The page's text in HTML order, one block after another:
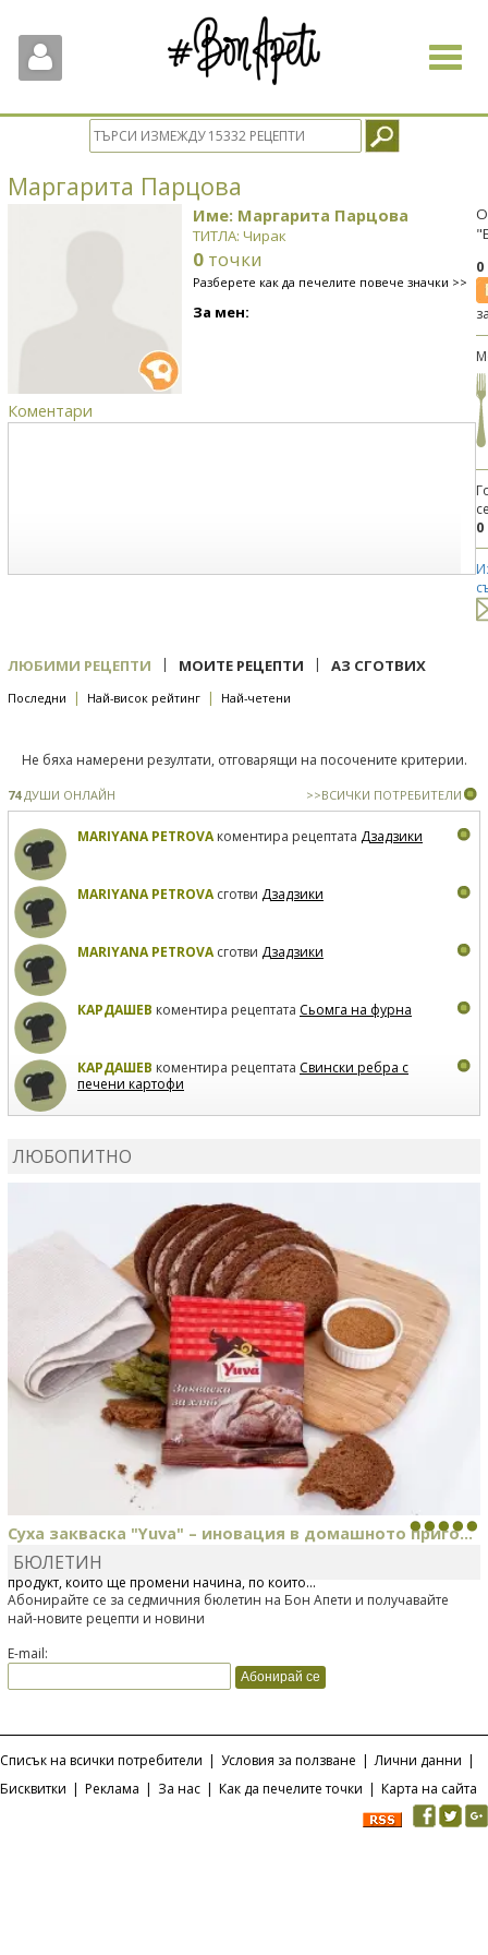
Toggle
Маргарита Парцова
Име: Маргарита Парцова
ТИТЛА: Чирак
0 точки
Разберете как да печелите повече значки >>
За мен:
Коментари
0
ЛЮБИМИ РЕЦЕПТИ | МОИТЕ РЕЦЕПТИ | АЗ СГОТВИХ
Последни | Най-висок рейтинг | Най-четени
Не бяха намерени резултати, отговарящи на посочените критерии.
74ДУШИ ОНЛАЙН >>ВСИЧКИ ПОТРЕБИТЕЛИ
MARIYANA PETROVAкоментира рецептата Дзадзики
MARIYANA PETROVAсготви Дзадзики
MARIYANA PETROVAсготви Дзадзики
КАРДАШЕВ коментира рецептата Сьомга на фурна
КАРДАШЕВ коментира рецептата Свински ребра с
печени картофи
ЛЮБОПИТНО
Суха закваска "Yuva" – иновация в домашното приго...
Отскоро Лесафр България стартира предлагането на изцяло нов
продукт, който ще промени начина, по който...
БЮЛЕТИН
Абонирайте се за седмичния бюлетин на Бон Апети и получавайте
най-новите рецепти и новини
E-mail:
Списък на всички потребители | Условия за ползване | Лични данни |
Бисквитки | Реклама | За нас | Как да печелите точки | Карта на сайта